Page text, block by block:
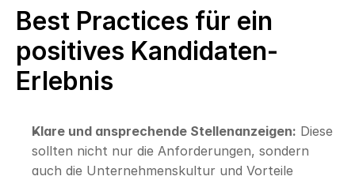
Best Practices für ein
positives Kandidaten-
Erlebnis
Klare und ansprechende Stellenanzeigen: Diese
sollten nicht nur die Anforderungen, sondern
auch die Unternehmenskultur und Vorteile